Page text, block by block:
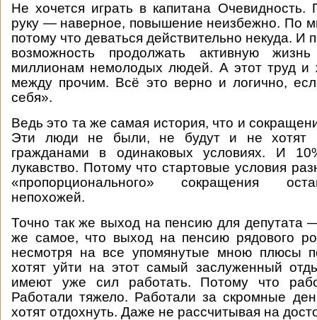
Не хочется играть в капитана
руку — наверное, повышение неизбежно. По
потому что деваться действительно некуда. И
возможность продолжать активную
миллионам немолодых людей. А этот труд и
между прочим. Всё это верно и логично,
себя».
Ведь это та же самая история, что и
Эти люди не были, не будут и не хотят
гражданами в одинаковых условиях. И
лукавство. Потому что стартовые условия
«пропорционального» сокращения
непохожей.
Точно так же выход на пенсию для депутата
же самое, что выход на пенсию рядового
несмотря на все упомянутые мною плюсы
хотят уйти на этот самый заслуженный
имеют уже сил работать. Потому что
Работали тяжело. Работали за скромные
хотят отдохнуть. Даже не рассчитывая на